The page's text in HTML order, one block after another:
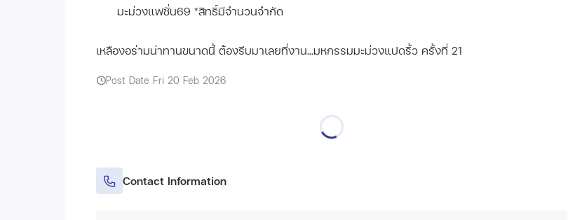
มะม่วงแฟชั่น69 *สิทธิ์มีจำนวนจำกัด
เหลืองอร่ามน่าทานขนาดนี้ ต้องรีบมาเลยที่งาน...มหกรรมมะม่วงแปดริ้ว ครั้งที่ 21
Post Date Fri 20 Feb 2026
Contact Information